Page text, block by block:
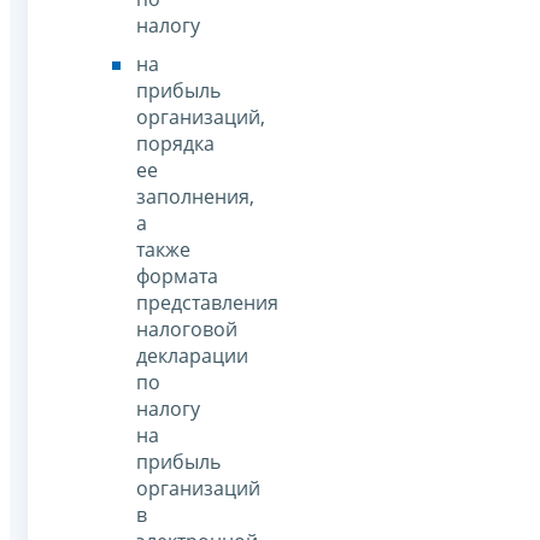
налогу
на
прибыль
организаций,
порядка
ее
заполнения,
а
также
формата
представления
налоговой
декларации
по
налогу
на
прибыль
организаций
в